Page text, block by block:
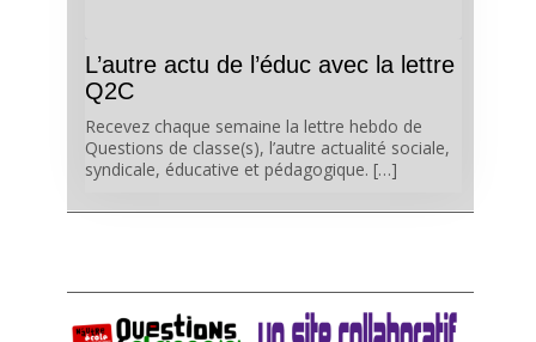
L’autre actu de l’éduc avec la lettre
Q2C
Recevez chaque semaine la lettre hebdo de
Questions de classe(s), l’autre actualité sociale,
syndicale, éducative et pédagogique. […]